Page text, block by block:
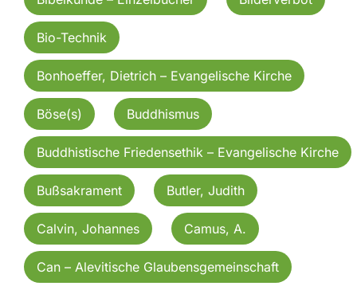
Bio-Technik
Bonhoeffer, Dietrich – Evangelische Kirche
Böse(s) Buddhismus
Buddhistische Friedensethik – Evangelische Kirche
Bußsakrament Butler, Judith
Calvin, Johannes Camus, A.
Can – Alevitische Glaubensgemeinschaft